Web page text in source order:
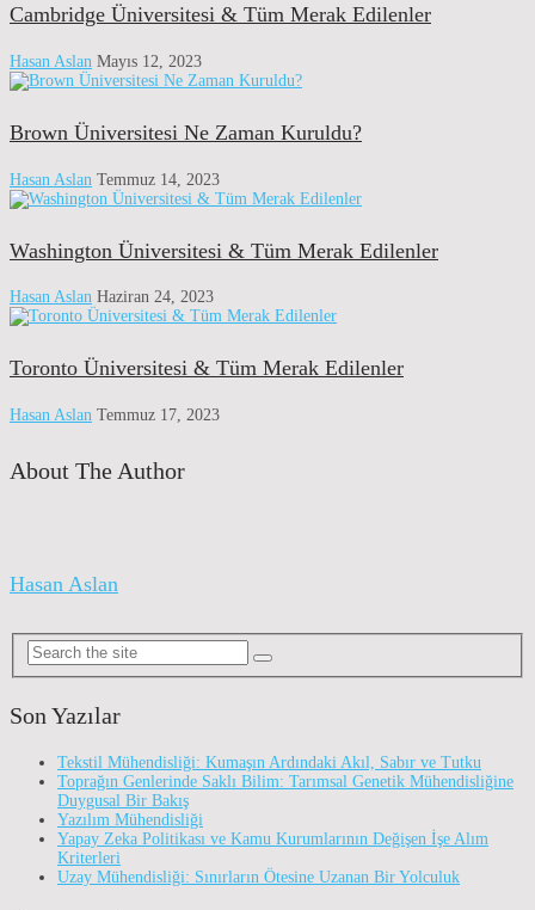
Cambridge Üniversitesi & Tüm Merak Edilenler
Hasan Aslan Mayıs 12, 2023
Brown Üniversitesi Ne Zaman Kuruldu?
Hasan Aslan Temmuz 14, 2023
Washington Üniversitesi & Tüm Merak Edilenler
Hasan Aslan Haziran 24, 2023
Toronto Üniversitesi & Tüm Merak Edilenler
Hasan Aslan Temmuz 17, 2023
About The Author
Hasan Aslan
Son Yazılar
Tekstil Mühendisliği: Kumaşın Ardındaki Akıl, Sabır ve Tutku
Toprağın Genlerinde Saklı Bilim: Tarımsal Genetik Mühendisliğine
Duygusal Bir Bakış
Yazılım Mühendisliği
Yapay Zeka Politikası ve Kamu Kurumlarının Değişen İşe Alım
Kriterleri
Uzay Mühendisliği: Sınırların Ötesine Uzanan Bir Yolculuk